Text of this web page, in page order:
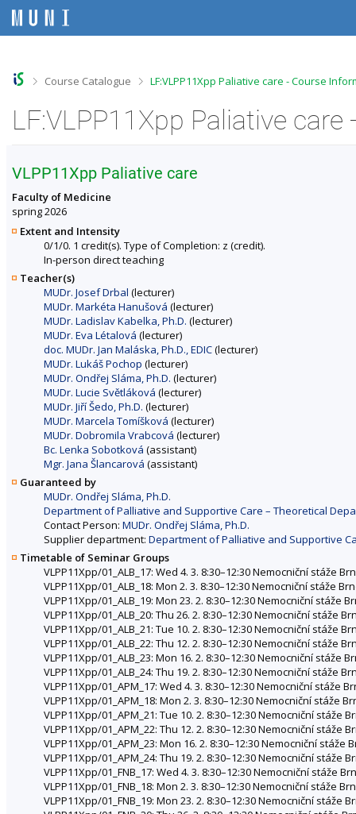
iiii
>Course Catalogue >
LF:VLPP11Xpp Paliative care - Course
LF:VLPP11Xpp Paliative
VLPP11Xpp Paliative care
Faculty of Medicine
spring 2026
Extent and Intensity
0/1/0. 1 credit(s). Type of Completion: z (credit).
In-person direct teaching
Teacher(s)
MUDr. Josef Drbal (lecturer)
MUDr. Markéta Hanušová (lecturer)
MUDr. Ladislav Kabelka, Ph.D. (lecturer)
MUDr. Eva Létalová (lecturer)
doc. MUDr. Jan Maláska, Ph.D., EDIC(lecturer)
MUDr. Lukáš Pochop (lecturer)
MUDr. Ondřej Sláma, Ph.D. (lecturer)
MUDr. Lucie Světláková (lecturer)
MUDr. Jiří Šedo, Ph.D. (lecturer)
MUDr. Marcela Tomíšková (lecturer)
MUDr. Dobromila Vrabcová (lecturer)
Bc. Lenka Sobotková (assistant)
Mgr. Jana Šlancarová (assistant)
Guaranteed by
MUDr. Ondřej Sláma, Ph.D.
Department of Palliative and Supportive Care – Theoretical
Contact Person: MUDr. Ondřej Sláma, Ph.D.
Supplier department: Department of Palliative and Supportive
Timetable of Seminar Groups
VLPP11Xpp/01_ALB_17: Wed 4. 3. 8:30–12:30 Nemocniční stáže
VLPP11Xpp/01_ALB_18: Mon 2. 3. 8:30–12:30 Nemocniční stáže
VLPP11Xpp/01_ALB_19: Mon 23. 2. 8:30–12:30 Nemocniční stáže
VLPP11Xpp/01_ALB_20: Thu 26. 2. 8:30–12:30 Nemocniční stáže
VLPP11Xpp/01_ALB_21: Tue 10. 2. 8:30–12:30 Nemocniční stáže
VLPP11Xpp/01_ALB_22: Thu 12. 2. 8:30–12:30 Nemocniční stáže
VLPP11Xpp/01_ALB_23: Mon 16. 2. 8:30–12:30 Nemocniční stáže
VLPP11Xpp/01_ALB_24: Thu 19. 2. 8:30–12:30 Nemocniční stáže
VLPP11Xpp/01_APM_17: Wed 4. 3. 8:30–12:30 Nemocniční stáže
VLPP11Xpp/01_APM_18: Mon 2. 3. 8:30–12:30 Nemocniční stáže
VLPP11Xpp/01_APM_21: Tue 10. 2. 8:30–12:30 Nemocniční stáže
VLPP11Xpp/01_APM_22: Thu 12. 2. 8:30–12:30 Nemocniční stáže
VLPP11Xpp/01_APM_23: Mon 16. 2. 8:30–12:30 Nemocniční
VLPP11Xpp/01_APM_24: Thu 19. 2. 8:30–12:30 Nemocniční stáže
VLPP11Xpp/01_FNB_17: Wed 4. 3. 8:30–12:30 Nemocniční stáže
VLPP11Xpp/01_FNB_18: Mon 2. 3. 8:30–12:30 Nemocniční stáže
VLPP11Xpp/01_FNB_19: Mon 23. 2. 8:30–12:30 Nemocniční stáže